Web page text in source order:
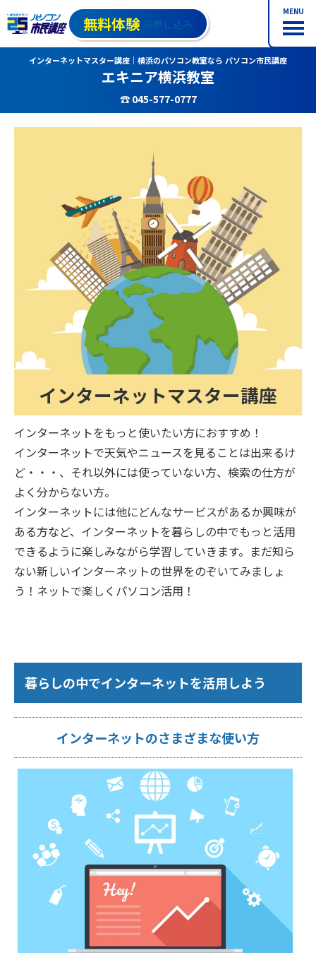
MENU
無料体験 お申し込み
インターネットマスター講座｜横浜のパソコン教室なら パソコン市民講座
エキニア横浜教室
☎ 045-577-0777
インターネットマスター講座
インターネットをもっと使いたい方におすすめ！
インターネットで天気やニュースを見ることは出来るけ
ど・・・、それ以外には使っていない方、検索の仕方が
よく分からない方。
インターネットには他にどんなサービスがあるか興味が
ある方など、インターネットを暮らしの中でもっと活用
できるように楽しみながら学習していきます。まだ知ら
ない新しいインターネットの世界をのぞいてみましょ
う！ネットで楽しくパソコン活用！
暮らしの中でインターネットを活用しよう
インターネットのさまざまな使い方